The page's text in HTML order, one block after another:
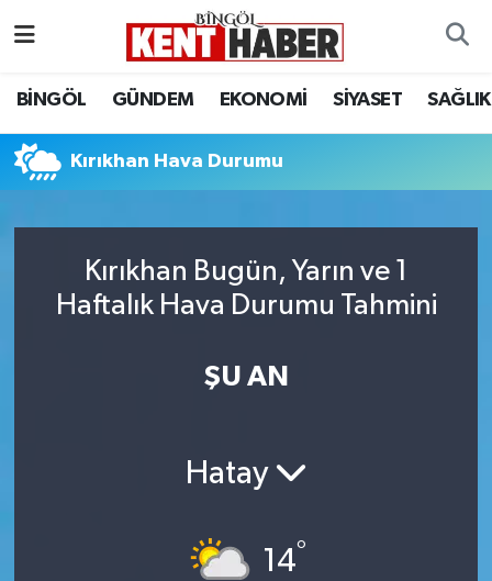
BİNGÖL GÜNDEM EKONOMİ SİYASET SAĞLIK
Kırıkhan Hava Durumu
Kırıkhan Bugün, Yarın ve 1
Haftalık Hava Durumu Tahmini
ŞU AN
Hatay
14°
BİLİM-TEKNOLOJİ
DÜNYA
EKONOMİ
Bingöl Hava Durumu
Bingöl Namaz Vakitleri
Süper Lig Puan Durumu ve Fikstür